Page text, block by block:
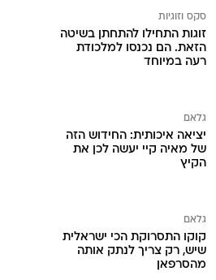
סקס וזוגיות
זוגות התחילו להתחתן בשיטה
הזאת. הם נכנסו למלכודת
רעה במיוחד
גלאם
יציאה איכותית: החידוש הזה
של מאיה קיי יעשה לכן את
הקיץ
גלאם
קוקו התסרוקת הכי ישראלית
שיש, רק צריך לנתק אותה
מהסרפאן